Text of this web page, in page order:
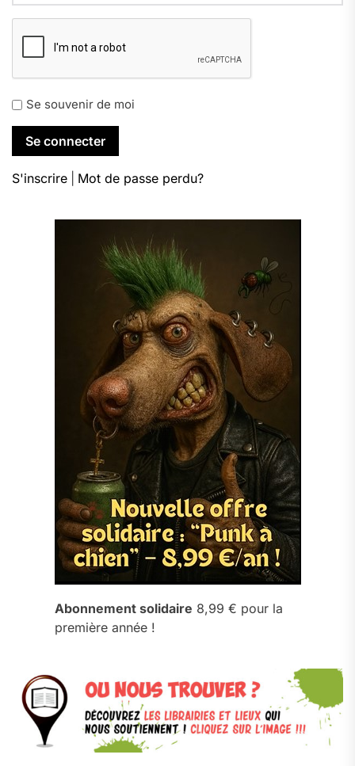
Se souvenir de moi
S'inscrire Mot de passe perdu?
Abonnement solidaire 8,99 € pour la
première année !